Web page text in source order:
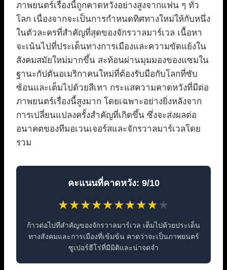
ภาพยนตร์เรื่องนี้ถูกคาดหวังอย่างสูงจากแฟน ๆ ทั่ว
โลก เนื่องจากจะเป็นการกำหนดทิศทางใหม่ให้กับหนึ่ง
ในตัวละครที่สำคัญที่สุดของจักรวาลมาร์เวล เนื้อหา
จะเน้นไปที่ประเด็นทางการเมืองและความขัดแย้งใน
สังคมสมัยใหม่มากขึ้น สะท้อนผ่านมุมมองของแซมใน
ฐานะกัปตันอเมริกาคนใหม่ที่ต้องรับมือกับโลกที่ซับ
ซ้อนและเต็มไปด้วยสีเทา กระแสความคาดหวังที่มีต่อ
ภาพยนตร์เรื่องนี้สูงมาก โดยเฉพาะอย่างยิ่งหลังจาก
การเปลี่ยนแปลงครั้งสำคัญที่เกิดขึ้น ซึ่งจะส่งผลต่อ
อนาคตของทีมอเวนเจอร์สและจักรวาลมาร์เวลโดย
รวม
คะแนนที่คาดหวัง: 9/10
★★★★★★★★★★
ก้าวต่อไปที่สำคัญของจักรวาลมาร์เวล เต็มไปด้วยประเด็น
ทางสังคมและการเมืองที่เข้มข้น คาดว่าจะเป็นภาพยนตร์
ซูเปอร์ฮีโร่ที่มีมิติและน่าจดจำ